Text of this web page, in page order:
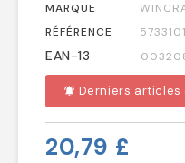
MARQUE
RÉFÉRENCE
EAN-13
notifications_active Derniers articles
20,79 £